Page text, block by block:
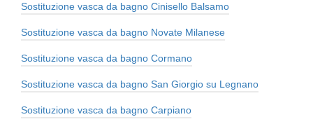
Sostituzione vasca da bagno Cinisello Balsamo
Sostituzione vasca da bagno Novate Milanese
Sostituzione vasca da bagno Cormano
Sostituzione vasca da bagno San Giorgio su Legnano
Sostituzione vasca da bagno Carpiano